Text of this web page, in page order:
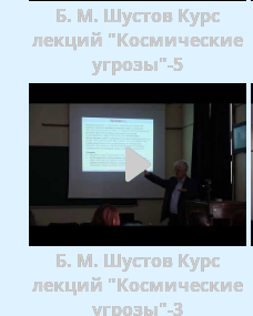
Б. М. Шустов Курс
лекций "Космические
угрозы"-5
Б. М. Шустов Курс
лекций "Космические
угрозы"-3